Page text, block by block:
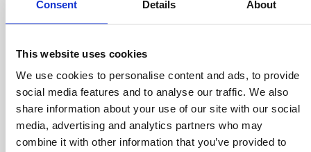
Consent Details About
This website uses cookies
We use cookies to personalise content and ads, to provide
social media features and to analyse our traffic. We also
share information about your use of our site with our social
media, advertising and analytics partners who may
combine it with other information that you’ve provided to
di competenze, riuscendo così a raggiungere risultati
rischi operativi e finanziari, e può apportare altresì una
maggiore agilità rispetto alle strutture societarie
tradizionali, rappresentando così un vantaggio
competitivo considerevole.